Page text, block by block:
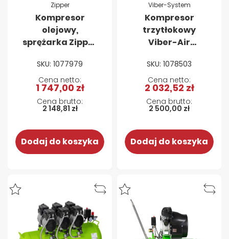
Zipper
Kompresor
olejowy,
sprężarka Zipper
L
SKU: 1077979
2 148,81 zł
1 747,00 zł
Dodaj do koszyka
Viber-System
Kompresor
trzytłokowy
Viber-Air
100L 400V
SKU: 1078503
2 500,00 zł
2 032,52 zł
Dodaj do koszyka